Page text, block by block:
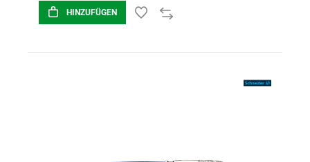
HINZUFÜGEN